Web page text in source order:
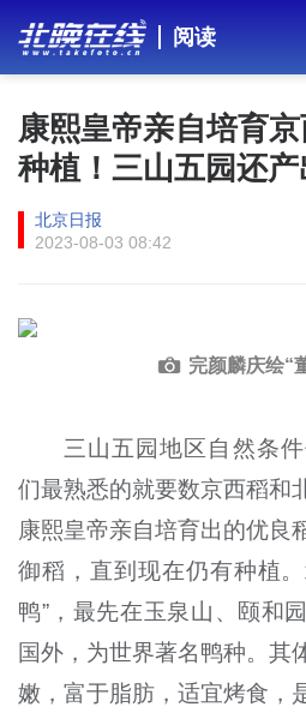
阅读
康熙皇帝亲自培育
种植！三山五园还产
北京日报
2023-08-03 08:42
完颜麟庆绘“
三山五园地区自然条
们最熟悉的就要数京西稻和
康熙皇帝亲自培育出的优良
御稻，直到现在仍有种植。
鸭”，最先在玉泉山、颐和
国外，为世界著名鸭种。其
嫩，富于脂肪，适宜烤食，